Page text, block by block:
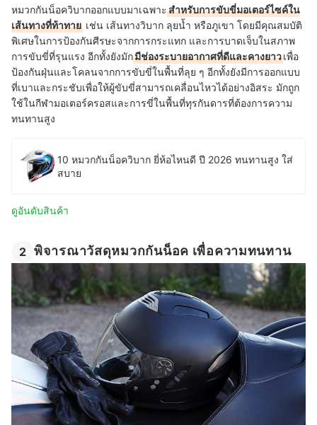
หมวกกันน็อควิบากออกแบบมาเฉพาะสำหรับการขับขี่มอเตอร์ไซค์ใน
เส้นทางที่ท้าทาย เช่น เส้นทางวิบาก ลุยน้ำ หรือภูเขา โดยมีคุณสมบัติ
พิเศษในการป้องกันศีรษะจากการกระแทก และการบาดเจ็บในสภาพ
การขับขี่ที่รุนแรง อีกทั้งยังมักมีช่องระบายอากาศที่ดีและคางยาวเพื่อ
ป้องกันฝุ่นและโคลนจากการขับขี่ในพื้นที่ลุย ๆ อีกทั้งยังมีการออกแบบ
ที่เบาและกระชับเพื่อให้ผู้ขับขี่สามารถเคลื่อนไหวได้อย่างอิสระ มักถูก
ใช้ในกีฬามอเตอร์ครอสและการขี่ในพื้นที่ทุรกันดารที่ต้องการความ
ทนทานสูง
10 หมวกกันน็อควิบาก ยี่ห้อไหนดี ปี 2026 ทนทานสูง ใส่
สบาย
ดูอันดับสินค้า
2 พิจารณาวัสดุหมวกกันน็อค เพื่อความทนทาน